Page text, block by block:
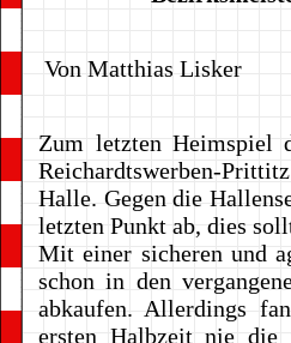
Von Matthias Lisker
Zum letzten Heimspiel
Reichardtswerben-
Halle. Gegen die
letzten Punkt ab, dies
Mit einer sicheren und
schon in den
abkaufen. Allerdings
ersten Halbzeit nie die